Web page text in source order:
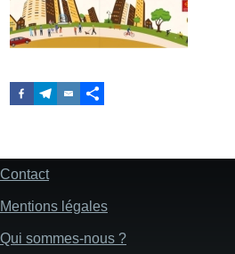
Pied
page
Contact
Mentions légales
Qui sommes-nous ?